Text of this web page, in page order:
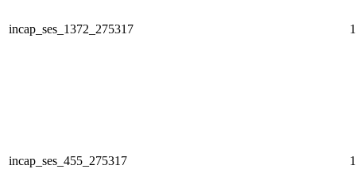
incap_ses_1372_275317
incap_ses_455_275317